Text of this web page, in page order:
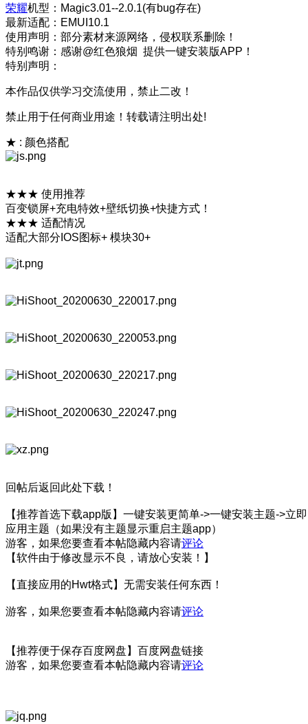
荣耀机型：Magic3.01--2.0.1(有bug存在)
最新适配：EMUI10.1
使用声明：部分素材来源网络，侵权联系删除！
特别鸣谢：感谢@红色狼烟 提供一键安装版APP！
特别声明：
本作品仅供学习交流使用，禁止二改！
禁止用于任何商业用途！转载请注明出处!
★ : 颜色搭配
★★★ 使用推荐
百变锁屏+充电特效+壁纸切换+快捷方式！
★★★ 适配情况
适配大部分IOS图标+ 模块30+
回帖后返回此处下载！
【推荐首选下载app版】一键安装更简单->一键安装主题->立即
应用主题（如果没有主题显示重启主题app）
游客，如果您要查看本帖隐藏内容请评论
【软件由于修改显示不良，请放心安装！】
【直接应用的Hwt格式】无需安装任何东西！
游客，如果您要查看本帖隐藏内容请评论
【推荐便于保存百度网盘】百度网盘链接
游客，如果您要查看本帖隐藏内容请评论